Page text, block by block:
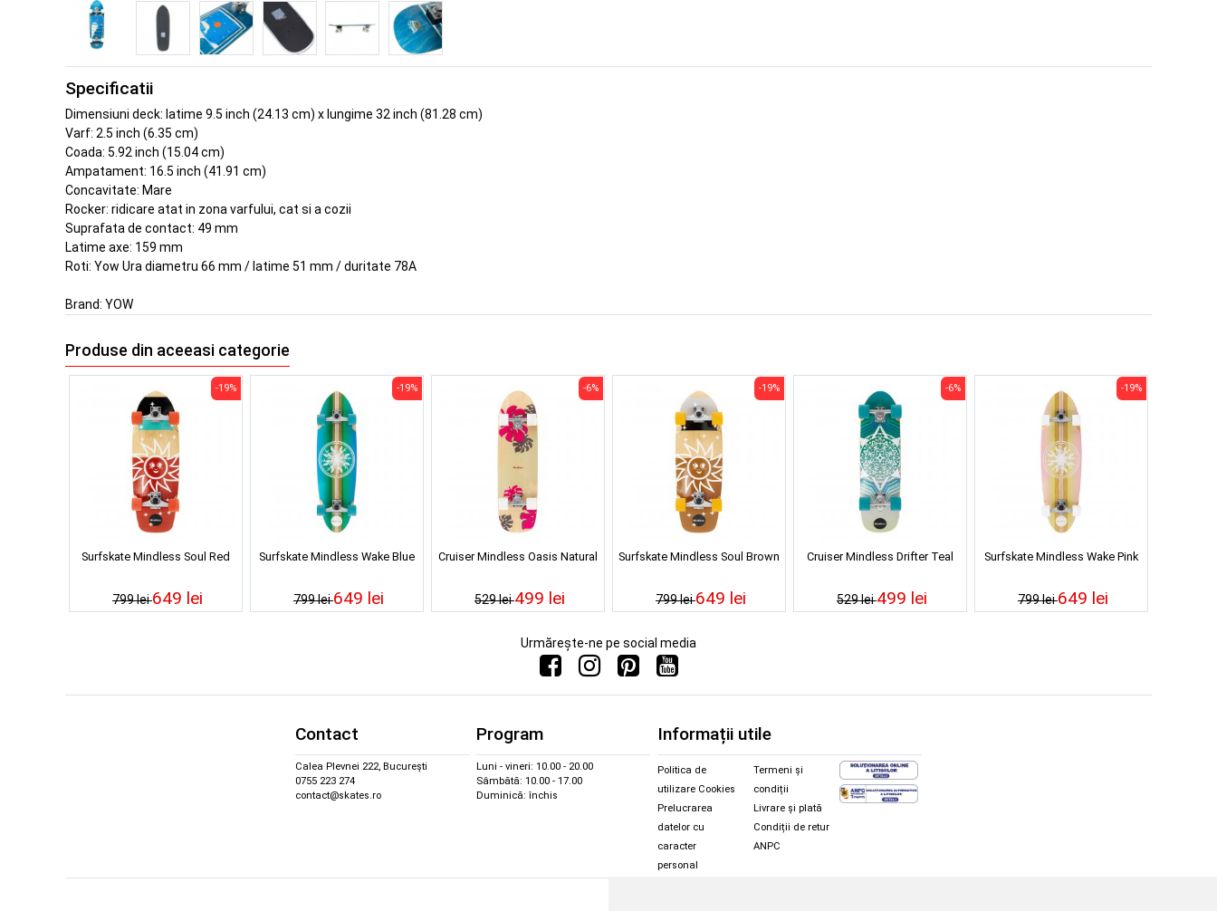
Specificatii
Dimensiuni deck: latime 9.5 inch (24.13 cm) x lungime 32 inch (81.28 cm)
Varf: 2.5 inch (6.35 cm)
Coada: 5.92 inch (15.04 cm)
Ampatament: 16.5 inch (41.91 cm)
Concavitate: Mare
Rocker: ridicare atat in zona varfului, cat si a cozii
Suprafata de contact: 49 mm
Latime axe: 159 mm
Roti: Yow Ura diametru 66 mm / latime 51 mm / duritate 78A
Brand: YOW
Produse din aceeasi categorie
Surfskate Mindless Soul Red
799 lei
-19%
649 lei
Surfskate Mindless Wake Blue
799 lei
-19%
649 lei
Cruiser Mindless Oasis Natural
529 lei
-6%
499 lei
Surfskate Mindless Soul Brown
799 lei
-19%
649 lei
Cruiser Mindless Drifter Teal
529 lei
-6%
499 lei
Surfskate Mindless Wake Pink
799 lei
-19%
649 lei
Urmărește-ne pe social media
Contact
Calea Plevnei 222, București
0755 223 274
contact@skates.ro
Program
Luni - vineri: 10.00 - 20.00
Sâmbătă: 10.00 - 17.00
Duminică: închis
Informații utile
Politica de
utilizare Cookies
Prelucrarea
datelor cu
caracter
personal
Termeni și
condiții
Livrare și plată
Condiții de retur
ANPC